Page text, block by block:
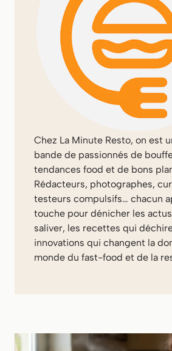
Chez La Minute Resto, on est
bande de passionnés de
tendances food et de bons
Rédacteurs, photographes,
testeurs compulsifs… chacun
touche pour dénicher les
saliver, les recettes qui
innovations qui changent la
monde du fast-food et de la